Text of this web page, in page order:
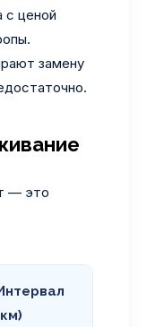
с ценой
замену
— это